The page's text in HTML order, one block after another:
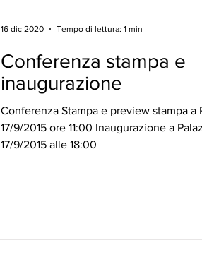
Conferenza stampa e
inaugurazione
Conferenza Stampa e preview stampa a
17/9/2015 ore 11:00 Inaugurazione a
17/9/2015 alle 18:00
16 dic 2020 Tempo di lettura: 1 min